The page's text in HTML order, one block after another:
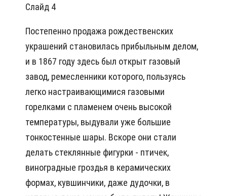
Слайд 4
Постепенно продажа рождественских
украшений становилась прибыльным делом,
и в 1867 году здесь был открыт газовый
завод, ремесленники которого, пользуясь
легко настраивающимися газовыми
горелками с пламенем очень высокой
температуры, выдували уже большие
тонкостенные шары. Вскоре они стали
делать стеклянные фигурки - птичек,
виноградные гроздья в керамических
формах, кувшинчики, даже дудочки, в